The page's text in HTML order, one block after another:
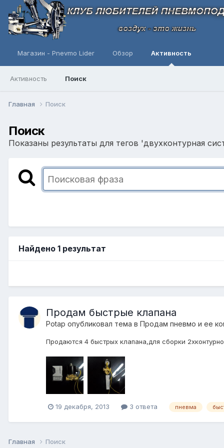
Магазин - Pnevmo Lider Обзор Активность
Активность Поиск
Главная Поиск
Поиск
Показаны результаты для тегов 'двухконтурная
Найдено 1 результат
Продам быстрые клапана
Potap опубликовал тема в Продам пневмо и ее
Продаются 4 быстрых клапана,для сборки
19 декабря, 2013 3 ответа пневма
Главная Поиск